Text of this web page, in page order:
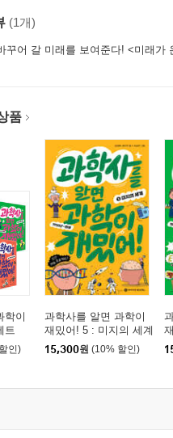
(1개)
꾸어 갈 미래를 보여준다! <미래가
품
학이
트
인)
과학사를 알면 과학이
재밌어! 5 : 미지의 세계
15,300원 (10% 할인)